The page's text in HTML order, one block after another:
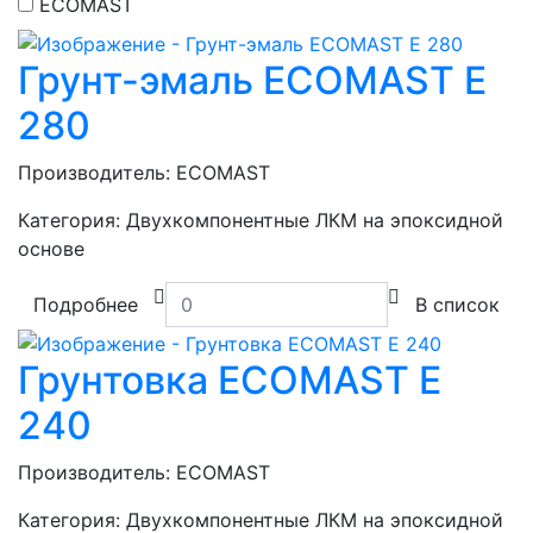
Грунт-эмаль ECOMAST E
280
Производитель: ECOMAST
Категория: Двухкомпонентные ЛКМ на эпоксидной
основе
Подробнее В список
Грунтовка ECOMAST E
240
Производитель: ECOMAST
Категория: Двухкомпонентные ЛКМ на эпоксидной